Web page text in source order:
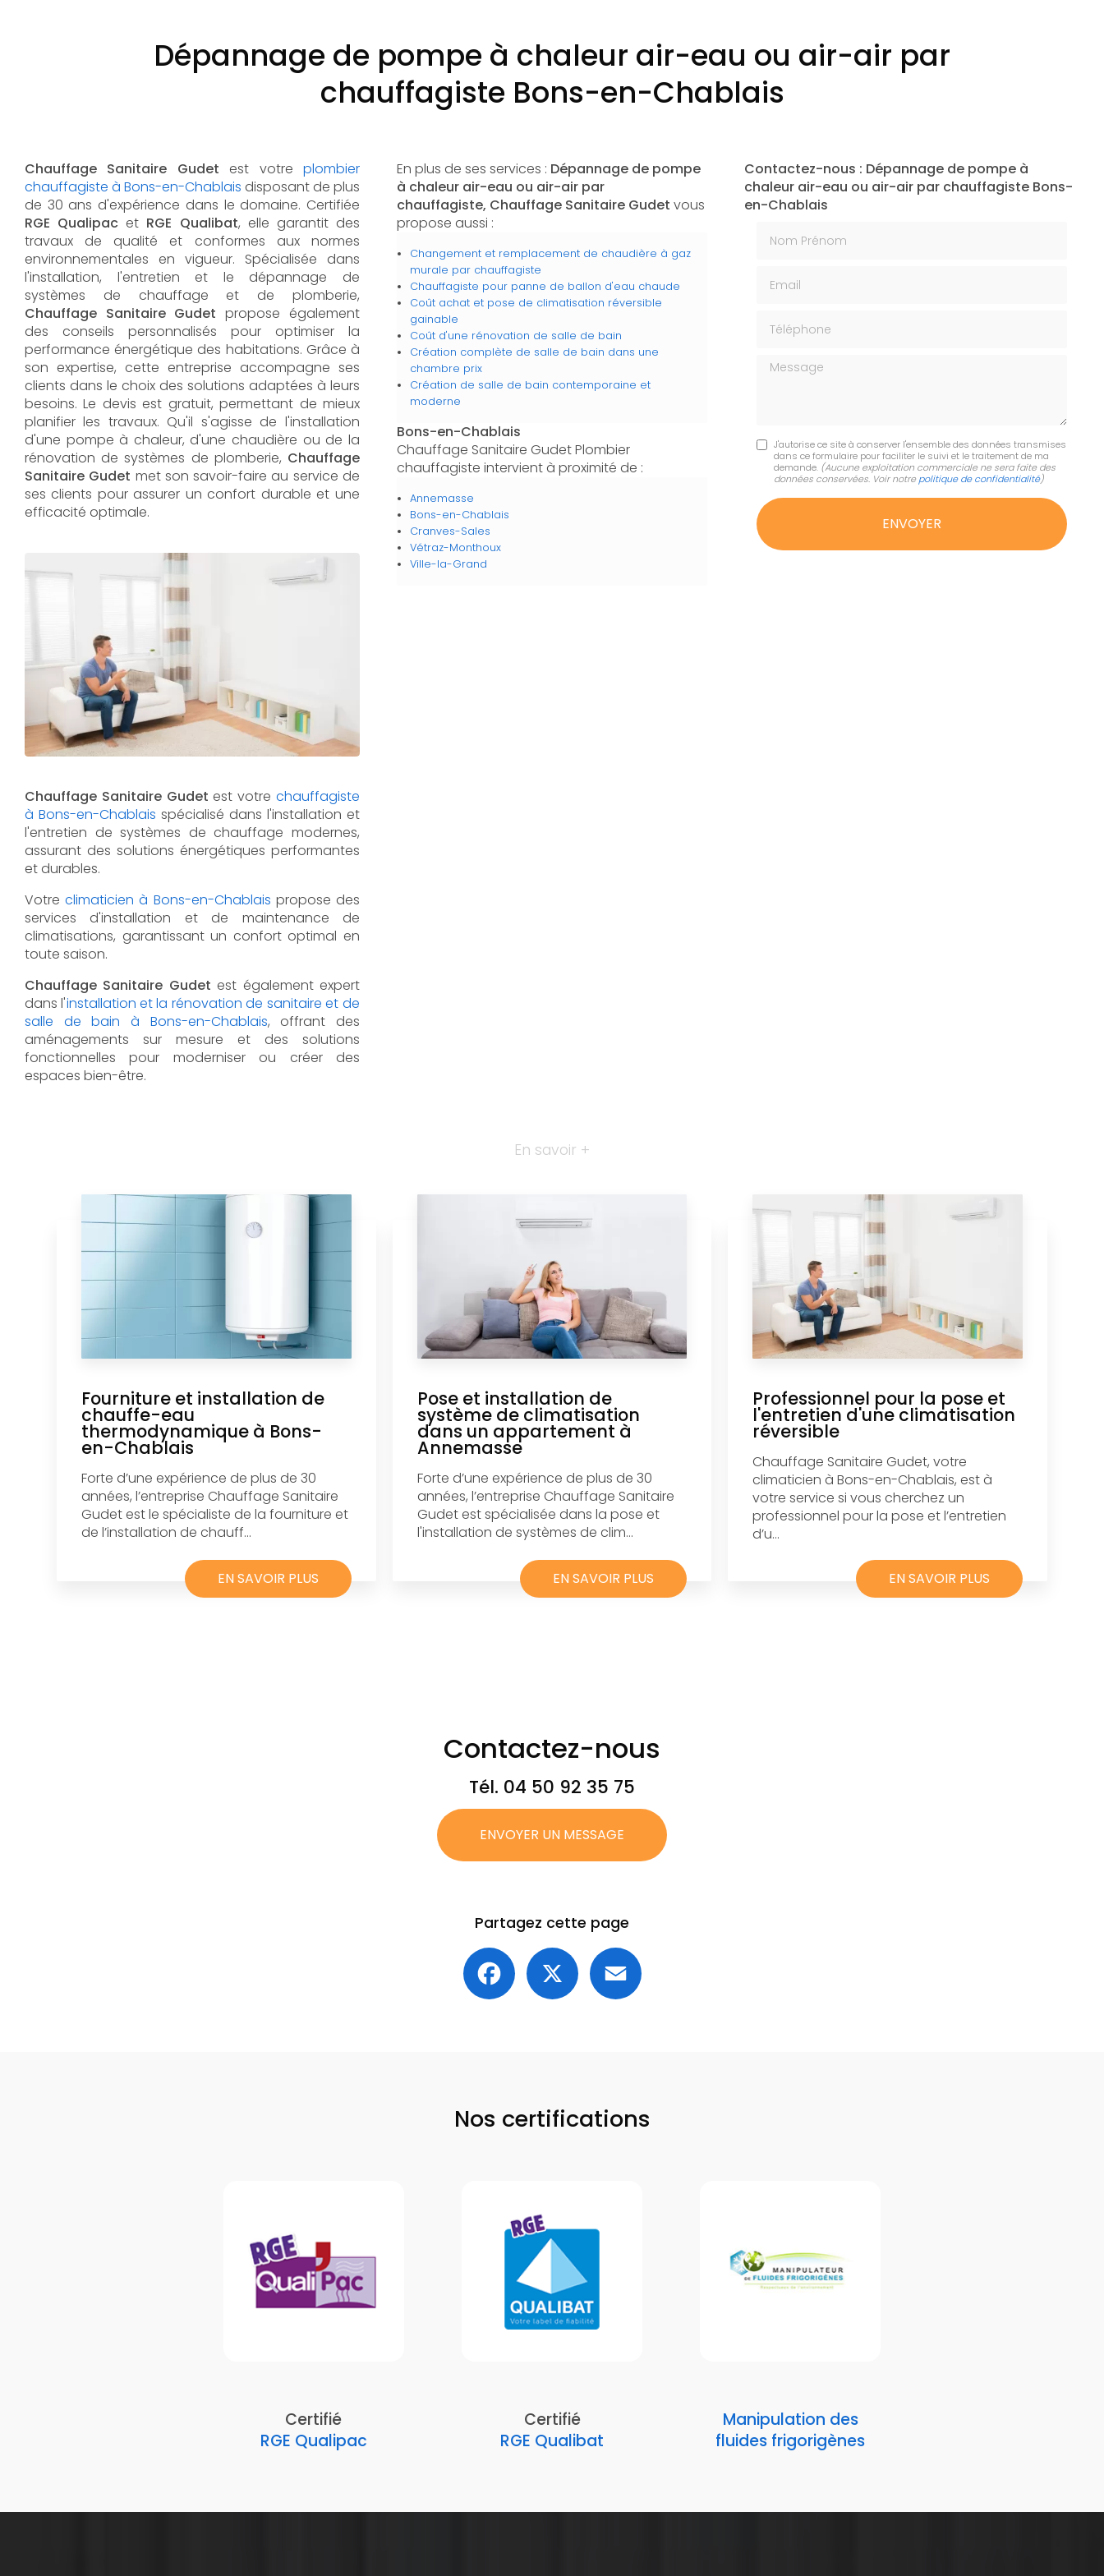
Dépannage de pompe à chaleur air-eau ou air-air par
chauffagiste Bons-en-Chablais
Chauffage Sanitaire Gudet est votre plombier
chauffagiste à Bons-en-Chablais disposant de plus
de 30 ans d'expérience dans le domaine. Certifiée
RGE Qualipac et RGE Qualibat, elle garantit des
travaux de qualité et conformes aux normes
environnementales en vigueur. Spécialisée dans
l'installation, l'entretien et le dépannage de
systèmes de chauffage et de plomberie,
Chauffage Sanitaire Gudet propose également
des conseils personnalisés pour optimiser la
performance énergétique des habitations. Grâce à
son expertise, cette entreprise accompagne ses
clients dans le choix des solutions adaptées à leurs
besoins. Le devis est gratuit, permettant de mieux
planifier les travaux. Qu'il s'agisse de l'installation
d'une pompe à chaleur, d'une chaudière ou de la
rénovation de systèmes de plomberie, Chauffage
Sanitaire Gudet met son savoir-faire au service de
ses clients pour assurer un confort durable et une
efficacité optimale.
Chauffage Sanitaire Gudet est votre chauffagiste
à Bons-en-Chablais spécialisé dans l'installation et
l'entretien de systèmes de chauffage modernes,
assurant des solutions énergétiques performantes
et durables.
Votreclimaticien à Bons-en-Chablais propose des
services d'installation et de maintenance de
climatisations, garantissant un confort optimal en
toute saison.
Chauffage Sanitaire Gudet est également expert
dans l'installation et la rénovation de sanitaire et de
salle de bain à Bons-en-Chablais, offrant des
aménagements sur mesure et des solutions
fonctionnelles pour moderniser ou créer des
espaces bien-être.
En plus de ses services : Dépannage de pompe
à chaleur air-eau ou air-air par
chauffagiste, Chauffage Sanitaire Gudet vous
propose aussi :
Changement et remplacement de chaudière à gaz
murale par chauffagiste
Chauffagiste pour panne de ballon d'eau chaude
Coût achat et pose de climatisation réversible
gainable
Coût d'une rénovation de salle de bain
Création complète de salle de bain dans une
chambre prix
Création de salle de bain contemporaine et
moderne
Bons-en-Chablais
Chauffage Sanitaire Gudet Plombier
chauffagiste intervient à proximité de :
Annemasse
Bons-en-Chablais
Cranves-Sales
Vétraz-Monthoux
Ville-la-Grand
Contactez-nous : Dépannage de pompe à
chaleur air-eau ou air-air par chauffagiste Bons-
en-Chablais
Message
J'autorise ce site à conserver l'ensemble des données transmises
dans ce formulaire pour faciliter le suivi et le traitement de ma
demande. (Aucune exploitation commerciale ne sera faite des
données conservées. Voir notre politique de confidentialité)
En savoir +
Fourniture et installation de
chauffe-eau
thermodynamique à Bons-
en-Chablais
Forte d’une expérience de plus de 30
années, l’entreprise Chauffage Sanitaire
Gudet est le spécialiste de la fourniture et
de l’installation de chauff...
EN SAVOIR PLUS
Pose et installation de
système de climatisation
dans un appartement à
Annemasse
Forte d’une expérience de plus de 30
années, l’entreprise Chauffage Sanitaire
Gudet est spécialisée dans la pose et
l'installation de systèmes de clim...
EN SAVOIR PLUS
Professionnel pour la pose et
l'entretien d'une climatisation
réversible
Chauffage Sanitaire Gudet, votre
climaticien à Bons-en-Chablais, est à
votre service si vous cherchez un
professionnel pour la pose et l’entretien
d’u...
EN SAVOIR PLUS
Contactez-nous
Tél. 04 50 92 35 75
ENVOYER UN MESSAGE
Partagez cette page
Facebook
Nos certifications
Certifié
RGE Qualipac
Certifié
RGE Qualibat
Manipulation des
fluides frigorigènes